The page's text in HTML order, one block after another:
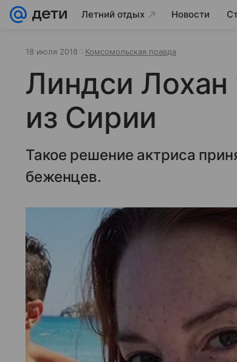
Летний отдых Новости
18 июля 2018 Комсомольская правда
Линдси Лохан
из Сирии
Такое решение актриса
беженцев.